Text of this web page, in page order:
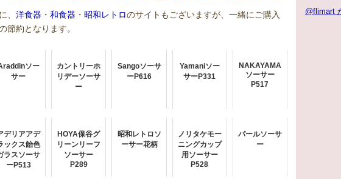
、 洋食器 ・ 和食器 ・ 昭和レトロのサイトもございますが、一緒にご購入
節約となります。
ソー
サー
カントリーホ
リデーソーサ
ー
Sangoソーサ
ーP616
Yamaniソー
サーP331
NAKAYAMA
ソーサー
P517
デリアアデ
ックス飴色
ラスソーサ
ーP513
HOYA保谷グ
リーンリーフ
ソーサー
P289
昭和レトロソ
ーサー花柄
ノリタケモー
ニングカップ
用ソーサー
P528
パールソーサ
ー
@flimart